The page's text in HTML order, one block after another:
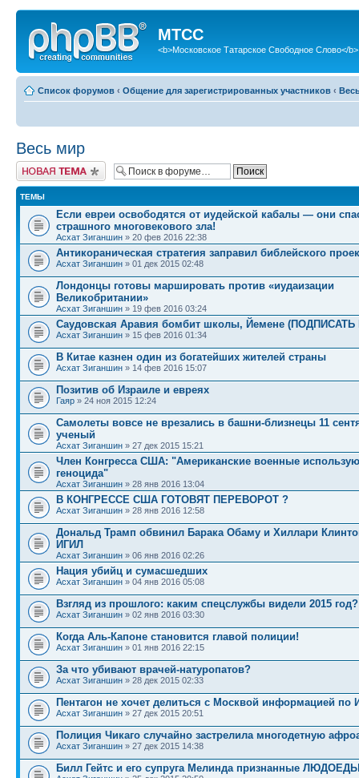
МТСС
<b>Московское Татарское Свободное Слово</b>
Список форумов ‹ Общение для зарегистрированных участников ‹
Весь мир
Новая тема
ТЕМЫ
Если евреи освободятся от иудейской кабалы — они
страшного многовекового зла!
Асхат Зиганшин » 20 фев 2016 22:38
Антикораническая стратегия заправил библейского
Асхат Зиганшин » 01 дек 2015 02:48
Лондонцы готовы маршировать против «иудаизации
Великобритании»
Асхат Зиганшин » 19 фев 2016 03:24
Саудовская Аравия бомбит школы, Йемене
Асхат Зиганшин » 15 фев 2016 01:34
В Китае казнен один из богатейших жителей страны
Асхат Зиганшин » 14 фев 2016 15:07
Позитив об Израиле и евреях
Гаяр » 24 ноя 2015 12:24
Самолеты вовсе не врезались в башни-близнецы 11
ученый
Асхат Зиганшин » 27 дек 2015 15:21
Член Конгресса США: "Американские военные
геноцида"
Асхат Зиганшин » 28 янв 2016 13:04
В КОНГРЕССЕ США ГОТОВЯТ ПЕРЕВОРОТ ?
Асхат Зиганшин » 28 янв 2016 12:58
Дональд Трамп обвинил Барака Обаму и Хиллари
ИГИЛ
Асхат Зиганшин » 06 янв 2016 02:26
Нация убийц и сумасшедших
Асхат Зиганшин » 04 янв 2016 05:08
Взгляд из прошлого: каким спецслужбы видели 2015 год?
Асхат Зиганшин » 02 янв 2016 03:30
Когда Аль-Капоне становится главой полиции!
Асхат Зиганшин » 01 янв 2016 22:15
За что убивают врачей-натуропатов?
Асхат Зиганшин » 28 дек 2015 02:33
Пентагон не хочет делиться с Москвой информацией по
Асхат Зиганшин » 27 дек 2015 20:51
Полиция Чикаго случайно застрелила многодетную
Асхат Зиганшин » 27 дек 2015 14:38
Билл Гейтс и его супруга Мелинда признанные